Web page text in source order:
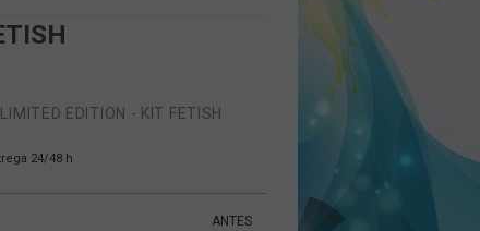
EDITION - KIT FETISH
24/48 h
ANTES